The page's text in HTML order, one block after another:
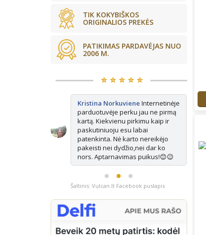
TIK KOKYBIŠKOS
ORIGINALIOS PREKĖS
PATIKIMAS PARDAVĖJAS NUO
2006 M.
⭐️ ⭐️ ⭐️ ⭐️ ⭐️
Kristina Norkuviene Internetinėje
parduotuvėje perku jau ne pirmą
kartą. Kiekvienu pirkimu kaip ir
paskutiniuoju esu labai
patenkinta. Nė karto nereikėjo
pakeisti nei dydžio,nei dar ko
nors. Aptarnavimas puikus!😊😉
Šaltinis: Vulcan.lt Facebook puslapis